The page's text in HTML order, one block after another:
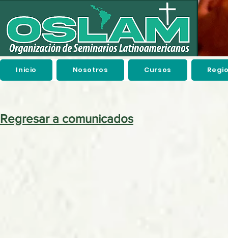
Regresar a comunicados
Inicio Nosotros Cursos